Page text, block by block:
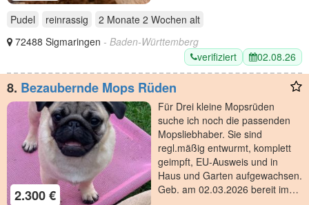
Pudel reinrassig 2 Monate 2 Wochen alt
72488 Sigmaringen - Baden-Württemberg
verifiziert
02.08.26
8. Bezaubernde Mops Rüden
2.300 €
Für Drei kleine Mopsrüden
suche ich noch die passenden
Mopsliebhaber. Sie sind
regl.mäßig entwurmt, komplett
geimpft, EU-Ausweis und in
Haus und Garten aufgewachsen.
Geb. am 02.03.2026 bereit im…